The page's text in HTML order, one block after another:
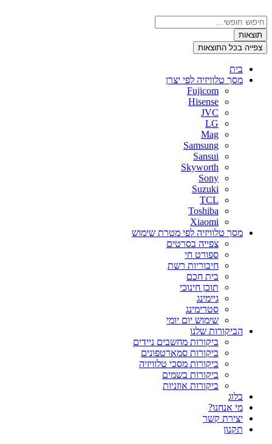
לתוכן
Search
...תוצאות
צפייה בכל התוצאות
בית
מסך טלוויזיה לפי יצרן
Fujicom
Hisense
JVC
LG
Mag
Samsung
Sansui
Skyworth
Sony
Suzuki
TCL
Toshiba
Xiaomi
מסך טלוויזיה לפי מטרת שימוש
צפייה בסרטים
ספורט חי
חיבוריות רשת
בית חכם
תוכן חינוכי
גיימינג
סטרימינג
שימוש יום יומי
הביקורות שלנו
ביקורות מחשבים ניידים
ביקורות סמארטפונים
ביקורות מסכי טלוויזיה
ביקורות בשמים
ביקורות אוזניות
בלוג
מי אנחנו?
יצירת קשר
תקנון